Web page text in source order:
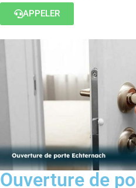
APPELER
Ouverture de